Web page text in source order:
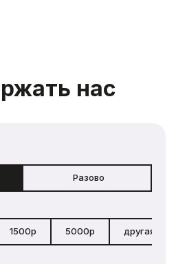
нас
Разово
1500р 5000р другая